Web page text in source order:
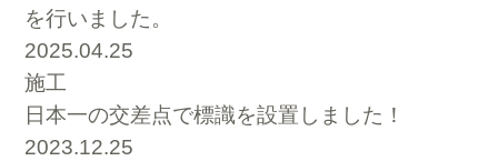
を行いました。
2025.04.25
施工
日本一の交差点で標識を設置しました！
2023.12.25